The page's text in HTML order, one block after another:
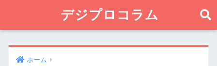
デジプロコラム
ホーム